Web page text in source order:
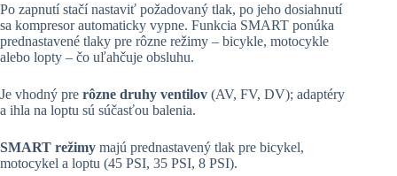
Po zapnutí stačí nastaviť požadovaný tlak, po jeho dosiahnutí
sa kompresor automaticky vypne. Funkcia SMART ponúka
prednastavené tlaky pre rôzne režimy – bicykle, motocykle
alebo lopty – čo uľahčuje obsluhu.
Je vhodný pre rôzne druhy ventilov (AV, FV, DV); adaptéry
a ihla na loptu sú súčasťou balenia.
SMART režimy majú prednastavený tlak pre bicykel,
motocykel a loptu (45 PSI, 35 PSI, 8 PSI).